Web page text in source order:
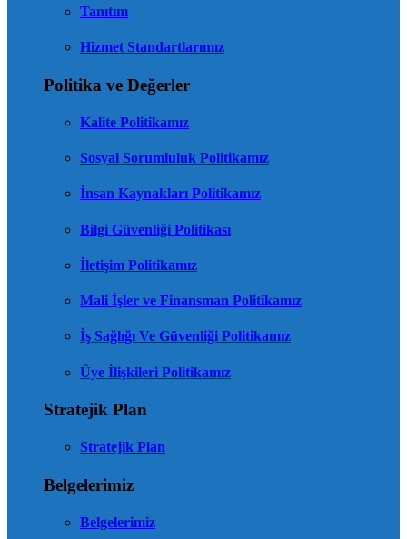
Tanıtım
Hizmet Standartlarımız
Politika ve Değerler
Kalite Politikamız
Sosyal Sorumluluk Politikamız
İnsan Kaynakları Politikamız
Bilgi Güvenliği Politikası
İletişim Politikamız
Mali İşler ve Finansman Politikamız
İş Sağlığı Ve Güvenliği Politikamız
Üye İlişkileri Politikamız
Stratejik Plan
Stratejik Plan
Belgelerimiz
Belgelerimiz